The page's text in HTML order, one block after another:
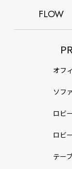
FLOW
オフ
ソファ
ロビ
ロビ
テー